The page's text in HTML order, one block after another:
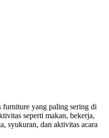
furniture yang paling sering di
seperti makan, bekerja,
syukuran, dan aktivitas acara